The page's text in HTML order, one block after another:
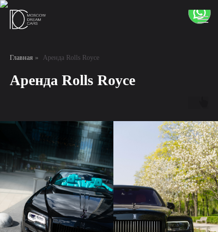
Главная » Аренда Rolls Royce
Аренда Rolls Royce